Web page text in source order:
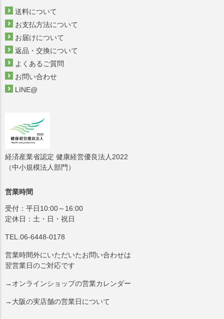
送料について
お支払方法について
お届けについて
返品・交換について
よくあるご質問
お問い合わせ
LINE@
経済産業省認定 健康経営優良法人2022
（中小規模法人部門）
営業時間
受付：平日10:00～16:00
定休日：土・日・祝日
TEL.06-6448-0178
営業時間外にいただいたお問い合わせは
翌営業日のご対応です
→オンラインショップの営業カレンダー
→大阪の実店舗の営業日について